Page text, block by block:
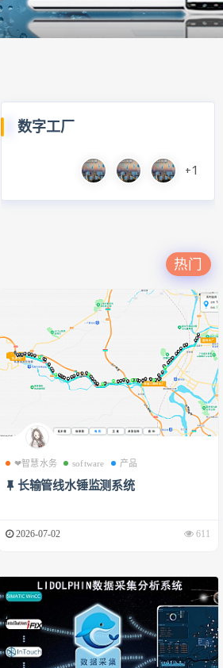
数字工厂
+1
热门
❤智慧水务 software 产品
长输管线水锤监测系统
2026-07-02 611